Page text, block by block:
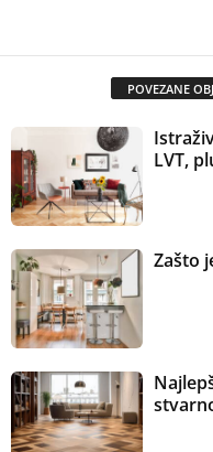
POVEZANE
LVT,
Zašto